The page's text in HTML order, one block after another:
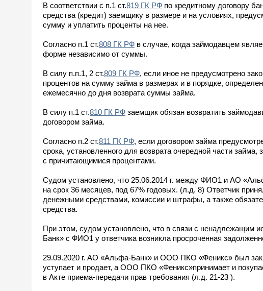
В соответствии с п.1 ст.819 ГК РФ по кредитному договору
средства (кредит) заемщику в размере и на условиях,
сумму и уплатить проценты на нее.
Согласно п.1 ст.808 ГК РФ в случае, когда займодавцем
форме независимо от суммы.
В силу п.п.1, 2 ст.809 ГК РФ, если иное не предусмотрено
процентов на сумму займа в размерах и в порядке,
ежемесячно до дня возврата суммы займа.
В силу п.1 ст.810 ГК РФ заемщик обязан возвратить
договором займа.
Согласно п.2 ст.811 ГК РФ, если договором займа
срока, установленного для возврата очередной части
с причитающимися процентами.
Судом установлено, что 25.06.2014 г. между ФИО1 и АО
на срок 36 месяцев, под 67% годовых. (л.д. 8) Ответчик
денежными средствами, комиссии и штрафы, а также
средства.
При этом, судом установлено, что в связи с ненадлежащим
Банк» с ФИО1 у ответчика возникла просроченная
29.09.2020 г. АО «Альфа-Банк» и ООО ПКО «Феникс» был
уступает и продает, а ООО ПКО «Феникс»принимает и
в Акте приема-передачи прав требования (л.д. 21-23 ).